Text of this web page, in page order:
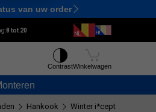
Ctrl M
van uw order
8 tot 20
ContrastWinkelwagen
Hankook Winter i*cept RS3 W462